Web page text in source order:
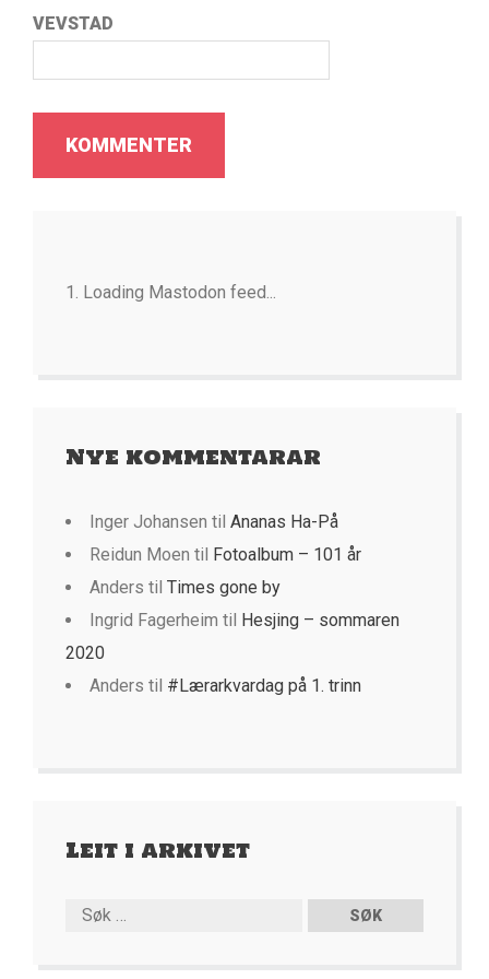
VEVSTAD
Loading Mastodon feed...
Nye kommentarar
Inger Johansen til Ananas Ha-På
Reidun Moen til Fotoalbum – 101 år
Anders til Times gone by
Ingrid Fagerheim til Hesjing – sommaren
2020
Anders til #Lærarkvardag på 1. trinn
Leit i arkivet